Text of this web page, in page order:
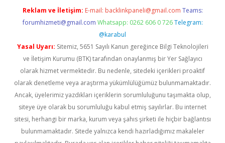
Reklam ve İletişim: E-mail: backlinkpaneli@gmail.com Teams:
forumhizmeti@gmail.com Whatsapp: 0262 606 0 726 Telegram:
@karabul
Yasal Uyarı: Sitemiz, 5651 Sayılı Kanun gereğince Bilgi Teknolojileri
ve İletişim Kurumu (BTK) tarafından onaylanmış bir Yer Sağlayıcı
olarak hizmet vermektedir. Bu nedenle, sitedeki içerikleri proaktif
olarak denetleme veya araştırma yükümlülüğümüz bulunmamaktadır.
Ancak, üyelerimiz yazdıkları içeriklerin sorumluluğunu taşımakta olup,
siteye üye olarak bu sorumluluğu kabul etmiş sayılırlar. Bu internet
sitesi, herhangi bir marka, kurum veya şahıs şirketi ile hiçbir bağlantısı
bulunmamaktadır. Sitede yalnızca kendi hazırladığımız makaleler